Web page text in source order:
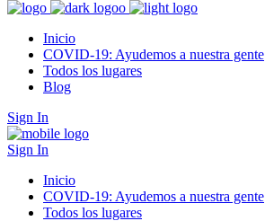
Inicio
COVID-19: Ayudemos a nuestra gente
Todos los lugares
Blog
Sign In
Sign In
Inicio
COVID-19: Ayudemos a nuestra gente
Todos los lugares